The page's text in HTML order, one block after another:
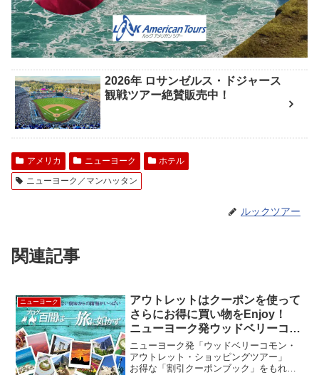
2026年 ロサンゼルス・ドジャース
観戦ツアー絶賛販売中！
アメリカ ニューヨーク
ホテル
ニューヨーク／マンハッタン
ルックツアー
関連記事
ニューヨーク
アウトレットはクーポンを使って
さらにお得に買い物をEnjoy！
ニューヨーク発ウッドベリーコモ
ン・アウトレットツアー
ニューヨーク発「ウッドベリーコモン・
アウトレット・ショッピングツアー」
お得な「割引クーポンブック」をもれな